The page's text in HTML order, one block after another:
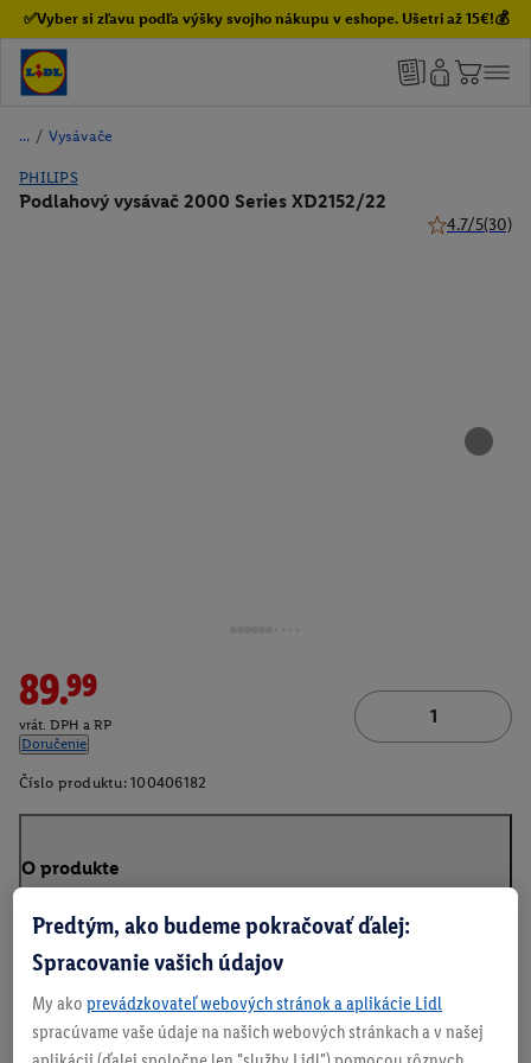
✅Vyber si zľavu podľa výšky svojho nákupu v eshope. Ušetri až 15€!💰
/ Vysávače
PHILIPS
Podlahový vysávač 2000 Series XD2152/22
4.7/5(30)
89.99
vrát. DPH a RP
Doručenie
Číslo produktu: 100406182
O produkte
Predtým, ako budeme pokračovať ďalej:
Spracovanie vašich údajov
My ako prevádzkovateľ webových stránok a aplikácie Lidl
spracúvame vaše údaje na našich webových stránkach a v našej